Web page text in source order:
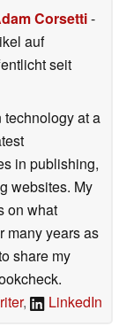
Corsetti-
auf
seit
technology at a
in publishing,
websites. My
on what
many years as
share my
, LinkedIn